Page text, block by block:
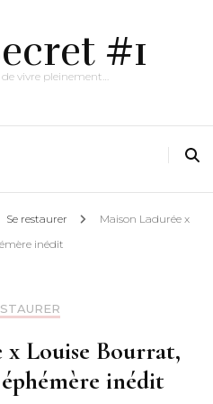
#1
vivre pleinement…
Se restaurer
Maison Ladurée x
inédit
x Louise Bourrat,
inédit